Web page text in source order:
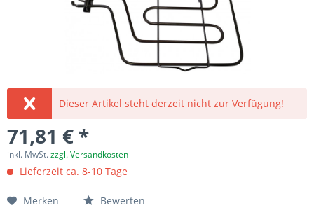
Dieser Artikel steht derzeit nicht zur Verfügung!
71,81 € *
inkl. MwSt.zzgl. Versandkosten
Lieferzeit ca. 8-10 Tage
Merken Bewerten